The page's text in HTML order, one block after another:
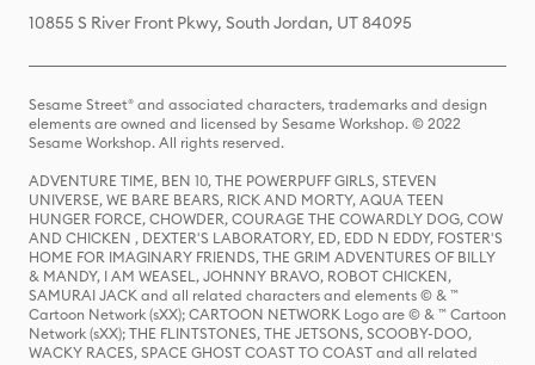
10855 S River Front Pkwy, South Jordan, UT 84095
Sesame Street® and associated characters, trademarks and design
elements are owned and licensed by Sesame Workshop. © 2022
Sesame Workshop. All rights reserved.
ADVENTURE TIME, BEN 10, THE POWERPUFF GIRLS, STEVEN
UNIVERSE, WE BARE BEARS, RICK AND MORTY, AQUA TEEN
HUNGER FORCE, CHOWDER, COURAGE THE COWARDLY DOG, COW
AND CHICKEN , DEXTER'S LABORATORY, ED, EDD N EDDY, FOSTER'S
HOME FOR IMAGINARY FRIENDS, THE GRIM ADVENTURES OF BILLY
& MANDY, I AM WEASEL, JOHNNY BRAVO, ROBOT CHICKEN,
SAMURAI JACK and all related characters and elements © & ™
Cartoon Network (sXX); CARTOON NETWORK Logo are © & ™ Cartoon
Network (sXX); THE FLINTSTONES, THE JETSONS, SCOOBY-DOO,
WACKY RACES, SPACE GHOST COAST TO COAST and all related